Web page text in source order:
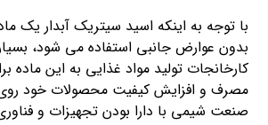
با توجه به اینکه اسید سیتریک آبدار یک
بدون عوارض جانبی استفاده می شود،
کارخانجات تولید مواد غذایی به این ماده
مصرف و افزایش کیفیت محصولات خود روی
صنعت شیمی با دارا بودن تجهیزات و